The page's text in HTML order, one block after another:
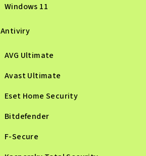
Windows 11
Antiviry
AVG Ultimate
Avast Ultimate
Eset Home Security
Bitdefender
F-Secure